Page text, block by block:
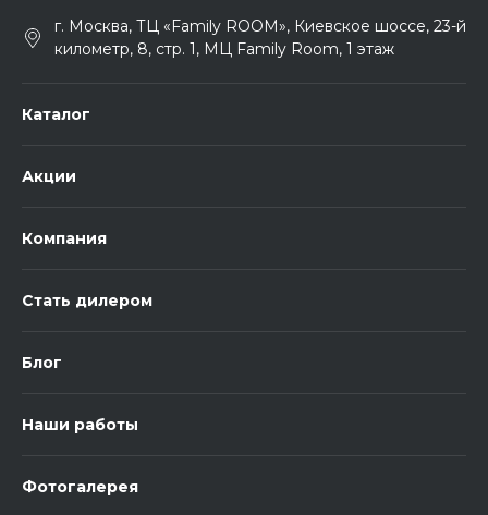
г. Москва, ТЦ «Family ROOM», Киевское шоссе, 23-й
километр, 8, стр. 1, МЦ Family Room, 1 этаж
Каталог
Акции
Компания
Стать дилером
Блог
Наши работы
Фотогалерея